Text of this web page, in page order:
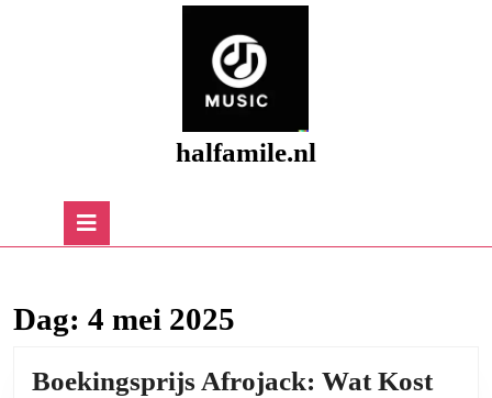
halfamile.nl
Dag: 4 mei 2025
Boekingsprijs Afrojack: Wat Kost